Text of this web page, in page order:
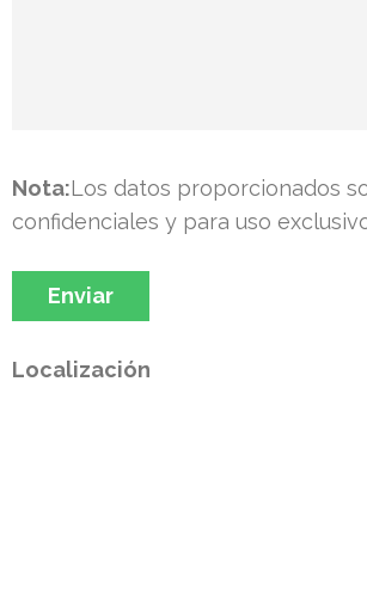
Nota:Los datos proporcionados
confidenciales y para uso
Localización